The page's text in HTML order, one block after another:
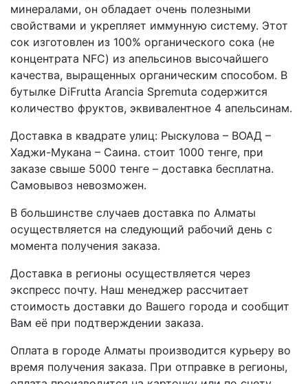
минералами, он обладает очень полезными
свойствами и укрепляет иммунную систему. Этот
сок изготовлен из 100% органического сока (не
концентрата NFC) из апельсинов высочайшего
качества, выращенных органическим способом. В
бутылке DiFrutta Arancia Spremuta содержится
количество фруктов, эквивалентное 4 апельсинам.
Доставка в квадрате улиц: Рыскулова – ВОАД –
Хаджи-Мукана – Саина. стоит 1000 тенге, при
заказе свыше 5000 тенге – доставка бесплатна.
Самовывоз невозможен.
В большинстве случаев доставка по Алматы
осуществляется на следующий рабочий день с
момента получения заказа.
Доставка в регионы осуществляется через
экспресс почту. Наш менеджер рассчитает
стоимость доставки до Вашего города и сообщит
Вам её при подтверждении заказа.
Оплата в городе Алматы производится курьеру во
время получения заказа. При отправке в регионы,